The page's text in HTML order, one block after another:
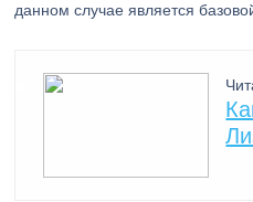
данном случае является